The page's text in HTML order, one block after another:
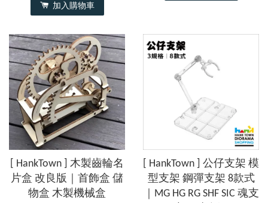
加入購物車
[ HankTown ] 木製齒輪名
片盒 改良版｜首飾盒 儲
物盒 木製機械盒
[ HankTown ] 公仔支架 模
型支架 鋼彈支架 8款式
｜MG HG RG SHF SIC 魂支